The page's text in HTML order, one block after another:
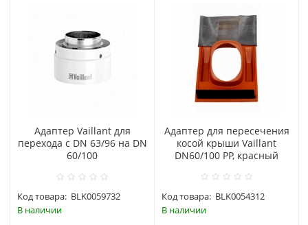
Адаптер Vaillant для
перехода с DN 63/96 на DN
60/100
Код товара: BLK0059732
В наличии
Адаптер для пересечения
косой крыши Vaillant
DN60/100 PP, красный
Код товара: BLK0054312
В наличии